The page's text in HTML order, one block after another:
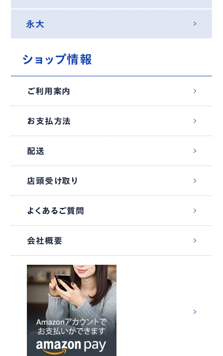
永大
ショップ情報
ご利用案内
お支払方法
配送
店頭受け取り
よくあるご質問
会社概要